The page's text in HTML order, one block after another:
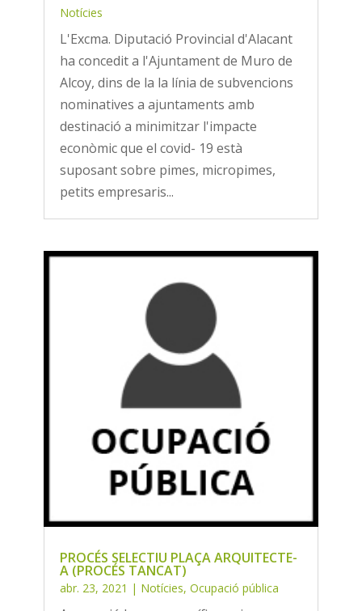
Notícies
L'Excma. Diputació Provincial d'Alacant
ha concedit a l'Ajuntament de Muro de
Alcoy, dins de la la línia de subvencions
nominatives a ajuntaments amb
destinació a minimitzar l'impacte
econòmic que el covid- 19 està
suposant sobre pimes, micropimes,
petits empresaris...
PROCÉS SELECTIU PLAÇA ARQUITECTE-
A (PROCÉS TANCAT)
abr. 23, 2021 | Notícies, Ocupació pública